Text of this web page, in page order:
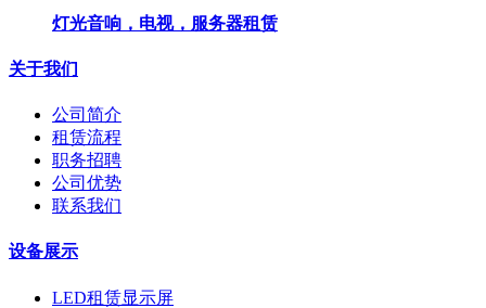
灯光音响，电视，服务器租赁
关于我们
公司简介
租赁流程
职务招聘
公司优势
联系我们
设备展示
LED租赁显示屏